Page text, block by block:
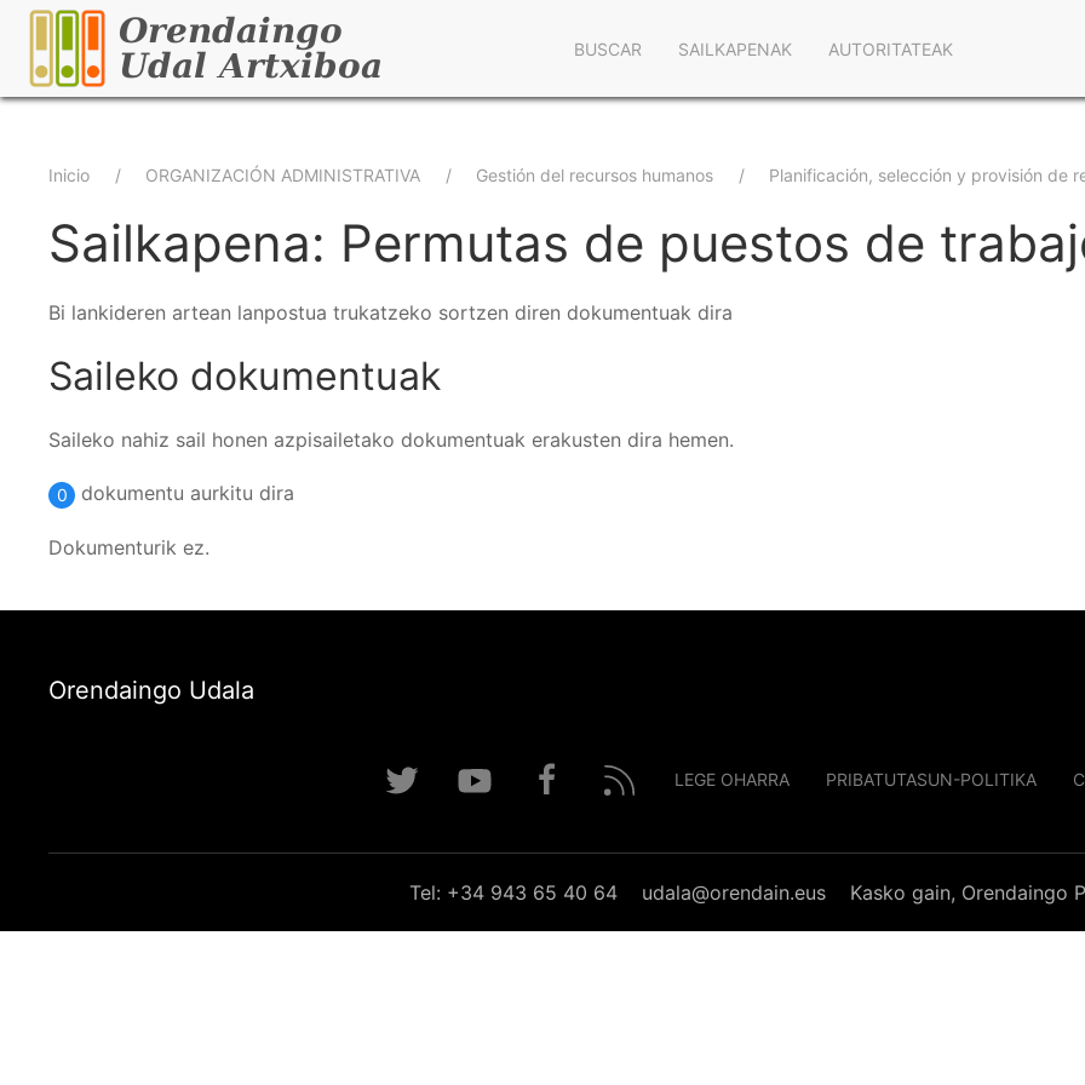
Pasar
contenido
principal
BUSCAR SAILKAPENAK AUTORITATEAK
Sobrescribir
enlaces
ayuda
a
la
navegación
Inicio ORGANIZACIÓN ADMINISTRATIVA Gestión del recursos humanos Planificación, selección y provisión de
Sailkapena: Permutas de puestos de
Bi lankideren artean lanpostua trukatzeko sortzen diren dokumentuak dira
Saileko dokumentuak
Saileko nahiz sail honen azpisailetako dokumentuak erakusten dira hemen.
0 dokumentu aurkitu dira
Dokumenturik ez.
Orendaingo Udala
LEGE OHARRA PRIBATUTASUN-POLITIKA
Tel: +34 943 65 40 64 udala@orendain.eus Kasko gain, Orendaingo